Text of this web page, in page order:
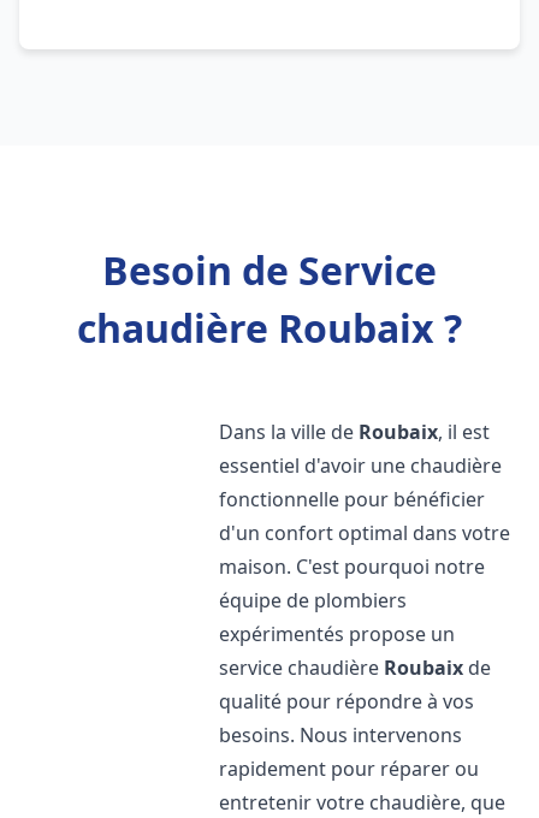
Besoin de Service
chaudière Roubaix ?
Dans la ville de Roubaix, il est
essentiel d'avoir une chaudière
fonctionnelle pour bénéficier
d'un confort optimal dans votre
maison. C'est pourquoi notre
équipe de plombiers
expérimentés propose un
service chaudière Roubaix de
qualité pour répondre à vos
besoins. Nous intervenons
rapidement pour réparer ou
entretenir votre chaudière, que